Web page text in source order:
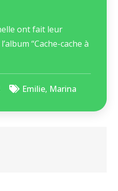
ont fait leur
“Cache-cache à
Emilie, Marina